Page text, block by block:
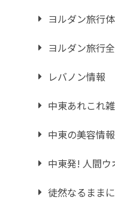
ヨルダン旅行
ヨルダン旅行
レバノン情報
中東あれこれ
中東の美容情報
中東発! 人間ウ
徒然なるまま